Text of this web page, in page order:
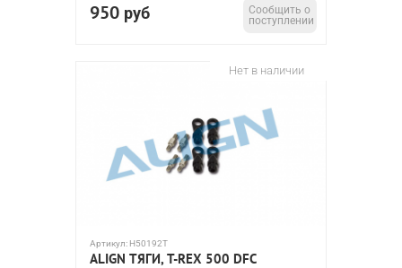
950 руб
Сообщить о
поступлении
Нет в наличии
Артикул: H50192T
ALIGN ТЯГИ, T-REX 500 DFC